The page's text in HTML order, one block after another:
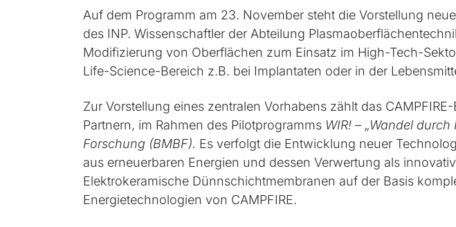
Auf dem Programm am 23. November steht die Vorstellung
des INP. Wissenschaftler der Abteilung
Modifizierung von Oberflächen zum Einsatz im High-Tech-
Life-Science-Bereich z.B. bei Implantaten oder in der
Zur Vorstellung eines zentralen Vorhabens zählt das
Partnern, im Rahmen des Pilotprogramms WIR! – „Wandel
Forschung (BMBF). Es verfolgt die Entwicklung neuer
aus erneuerbaren Energien und dessen Verwertung als
Elektrokeramische Dünnschichtmembranen auf der Basis
Energietechnologien von CAMPFIRE.